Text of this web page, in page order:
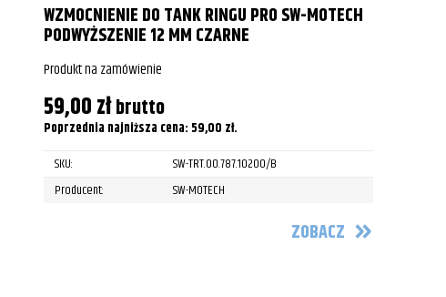
WZMOCNIENIE DO TANK RINGU PRO SW-MOTECH
PODWYŻSZENIE 12 MM CZARNE
Produkt na zamówienie
59,00złbrutto
Poprzednia najniższa cena: 59,00 zł.
SKU:
SW-TRT.00.787.10200/B
Producent:
SW-MOTECH
ZOBACZ